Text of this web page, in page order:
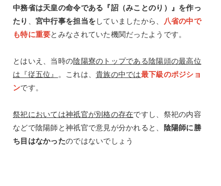
中務省は天皇の命令である『詔（みことのり）』を作っ
たり
宮中行事を担当をしていましたから、
八省の中で
も特に重要とみなされていた機関だったようです。
とはいえ、当時の陰陽寮のトップである陰陽頭の最高位
は『従五位』
。これは、貴族の中では最下級のポジショ
ンです。
祭祀においては神祇官が別格の存在ですし、祭祀の内容
などで陰陽師と神祇官で意見が分かれると、
陰陽師に勝
ち目はなかったのではないでしょう